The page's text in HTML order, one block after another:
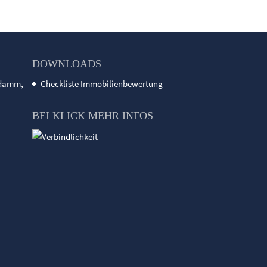
DOWNLOADS
Checkliste Immobilienbewertung
BEI KLICK MEHR INFOS